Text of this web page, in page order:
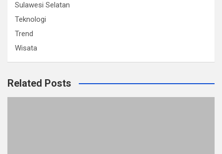
Sulawesi Selatan
Teknologi
Trend
Wisata
Related Posts